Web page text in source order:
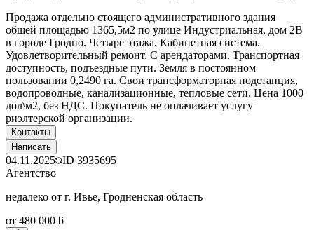
Продажа отдельно стоящего административного здания
общей площадью 1365,5м2 по улице Индустриальная, дом 2В
в городе Гродно. Четыре этажа. Кабинетная система.
Удовлетворительный ремонт. С арендаторами. Транспортная
доступность, подъездные пути. Земля в постоянном
пользовании 0,2490 га. Свои трансформаторная подстанция,
водопроводные, канализационные, тепловые сети. Цена 1000
дол\м2, без НДС. Покупатель не оплачивает услугу
риэлтерской организации.
Контакты
Написать
04.11.2025 ID 3935695
Агентство
недалеко от г. Ивье, Гродненская область
от 480 000 ƃ